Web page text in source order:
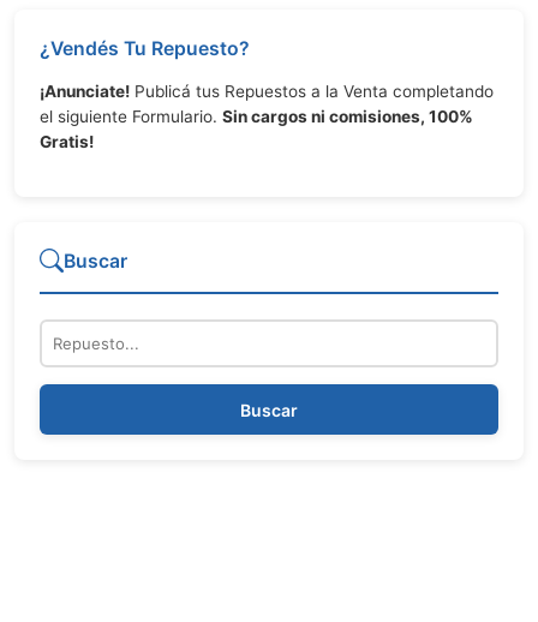
¿Vendés Tu Repuesto?
¡Anunciate! Publicá tus Repuestos a la Venta completando
el siguiente Formulario. Sin cargos ni comisiones, 100%
Gratis!
Buscar
Repuesto
Buscar